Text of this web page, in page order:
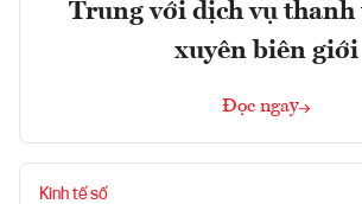
Trung với dịch vụ thanh
xuyên biên giới
Đọc ngay
Kinh tế số